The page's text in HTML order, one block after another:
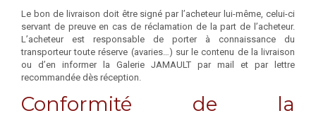
Le bon de livraison doit être signé par l’acheteur lui-même, celui-ci
servant de preuve en cas de réclamation de la part de l’acheteur.
L’acheteur est responsable de porter à connaissance du
transporteur toute réserve (avaries…) sur le contenu de la livraison
ou d’en informer la Galerie JAMAULT par mail et par lettre
recommandée dès réception.
Conformité de la